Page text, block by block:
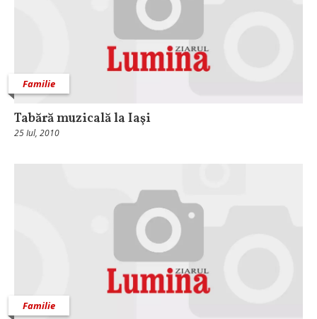
Familie
Tabără muzicală la Iaşi
25 Iul, 2010
Familie